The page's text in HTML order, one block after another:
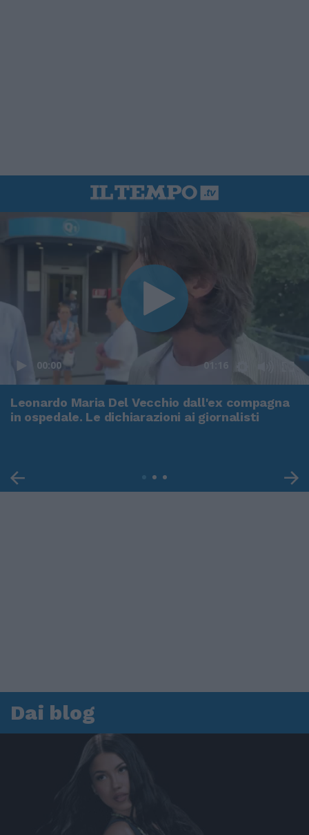
00:00 01:16
Leonardo Maria Del Vecchio dall'ex compagna
in ospedale. Le dichiarazioni ai giornalisti
Dai blog